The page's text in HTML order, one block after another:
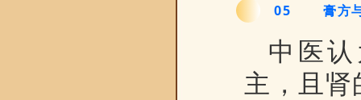
05 膏方
中医
主，且